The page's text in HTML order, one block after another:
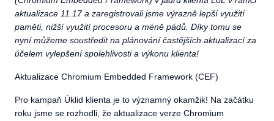
aktualizace 11.17 a zaregistrovali jsme výrazně lepší využití
paměti, nižší využití procesoru a méně pádů. Díky tomu se
nyní můžeme soustředit na plánování častějších aktualizací za
účelem vylepšení spolehlivosti a výkonu klienta!
Aktualizace Chromium Embedded Framework (CEF)
Pro kampaň Úklid klienta je to významný okamžik! Na začátku
roku jsme se rozhodli, že aktualizace verze Chromium